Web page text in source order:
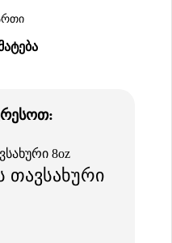
თავსახური